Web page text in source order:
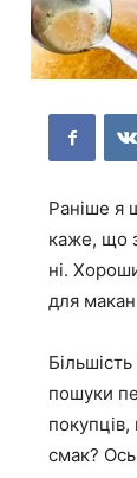
Раніше я
каже, що
ні.
для
пошуки
смак?